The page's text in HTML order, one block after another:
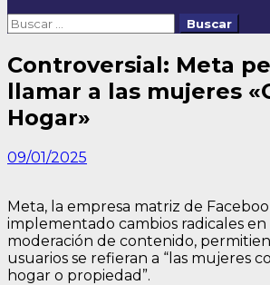
Buscar:
Controversial: Meta
llamar a las mujeres
Hogar»
09/01/2025
Meta, la empresa matriz de
implementado cambios radicales en
moderación de contenido,
usuarios se refieran a “las mujeres
hogar o propiedad”.